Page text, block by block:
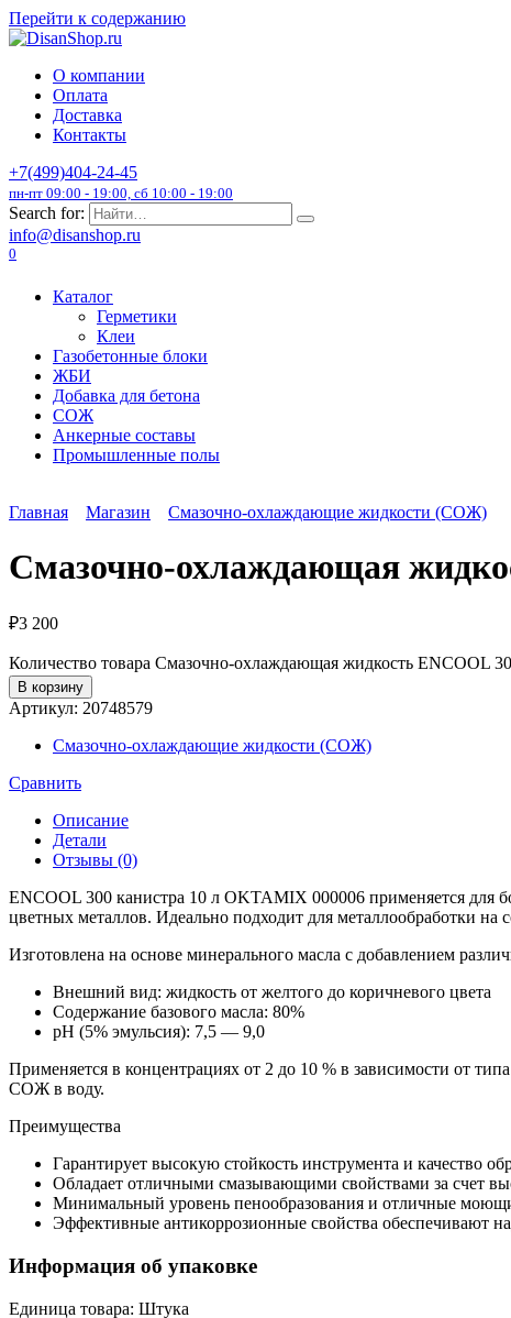
Перейти к содержанию
О компании
Оплата
Доставка
Контакты
+7(499)404-24-45
пн-пт 09:00 - 19:00, сб 10:00 - 19:00
Search for:
info@disanshop.ru
0
Каталог
Герметики
Клеи
Газобетонные блоки
ЖБИ
Добавка для бетона
СОЖ
Анкерные составы
Промышленные полы
Главная Магазин Смазочно-охлаждающие жидкости (СОЖ)
Смазочно-охлаждающая
₽3 200
Количество товара Смазочно-охлаждающая жидкость ENCOOL
В корзину
Артикул: 20748579
Смазочно-охлаждающие жидкости (СОЖ)
Сравнить
Описание
Детали
Отзывы (0)
ENCOOL 300 канистра 10 л OKTAMIX 000006 применяется для
цветных металлов. Идеально подходит для металлообработки
Изготовлена на основе минерального масла с добавлением
Внешний вид: жидкость от желтого до коричневого цвета
Содержание базового масла: 80%
рН (5% эмульсия): 7,5 — 9,0
Применяется в концентрациях от 2 до 10 % в зависимости от
СОЖ в воду.
Преимущества
Гарантирует высокую стойкость инструмента и качество
Обладает отличными смазывающими свойствами за счет
Минимальный уровень пенообразования и отличные
Эффективные антикоррозионные свойства обеспечивают
Информация об упаковке
Единица товара: Штука